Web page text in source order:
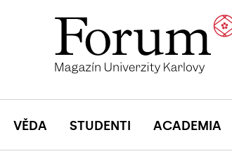
VĚDA STUDENTI ACADEMIA